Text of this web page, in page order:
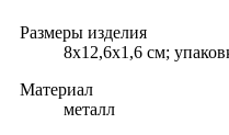
Размеры изделия
8х12,6х1,6 см;
Материал
металл